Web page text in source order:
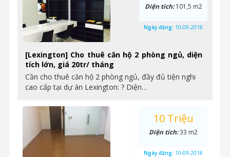
[Lexington] Cho thuê căn hộ 2 phòng ngủ, diện
tích lớn, giá 20tr/ tháng
Cần cho thuê căn hộ 2 phòng ngủ, đầy đủ tiện nghi
cao cấp tại dự án Lexington: ? Diện…
Diện tích:101,5 m2
Ngày đăng: 10-09-2018
10 Triệu
Diện tích:33 m2
Ngày đăng: 10-09-2018